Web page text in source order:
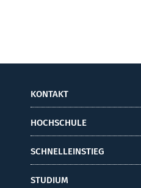
KONTAKT
HOCHSCHULE
SCHNELLEINSTIEG
STUDIUM